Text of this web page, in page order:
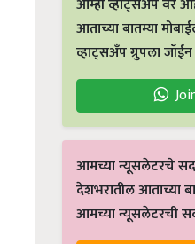
आम्ही व्हाट्सअप वर
आताच्या बातम्या
व्हाट्सअँप ग्रुपला
आमच्या न्यूसलेटरचे
देशभरातील आताच्या
आमच्या न्यूसलेटरची